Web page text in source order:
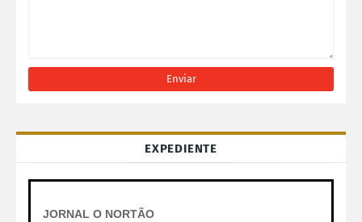
EXPEDIENTE
JORNAL O NORTÃO